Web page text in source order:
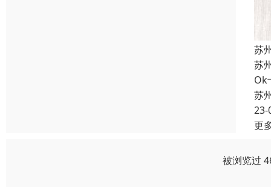
苏
苏
Ok
苏
23-
更
被浏览过